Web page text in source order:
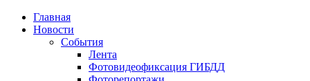
Главная
Новости
События
Лента
Фотовидеофиксация ГИБДД